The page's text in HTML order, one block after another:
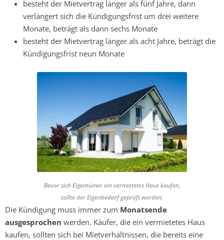
besteht der Mietvertrag länger als fünf Jahre, dann
verlängert sich die Kündigungsfrist um drei weitere
Monate, beträgt als dann sechs Monate
besteht der Mietvertrag länger als acht Jahre, beträgt die
Kündigungsfrist neun Monate
Bevor sich Eigentümer ein vermietetes Haus kaufen,
sollte der Eigenbedarf geprüft werden.
Die Kündigung muss immer zum Monatsende
ausgesprochen werden. Käufer, die ein vermietetes Haus
kaufen, sollten sich bei Mietverhältnissen, die bereits eine